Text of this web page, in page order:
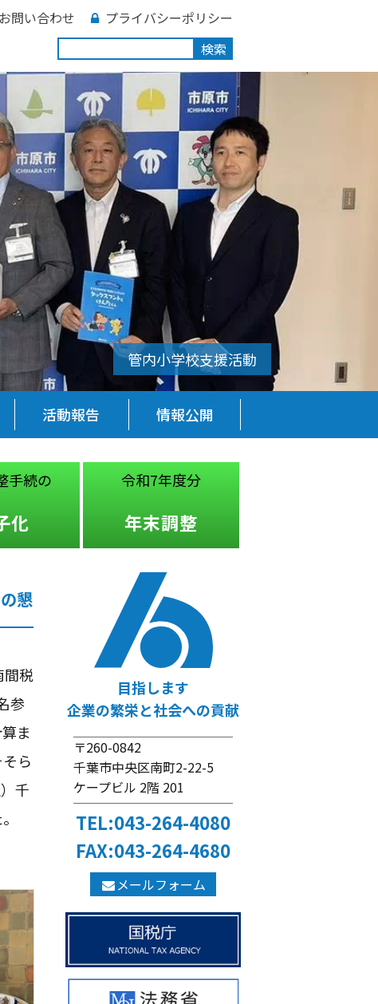
お問い合わせ
プライバシーポリシー
検索
活動報告 情報公開
令和7年度分
年末調整
懇
間税
参
ま
ら
千
目指します
企業の繁栄と社会への貢献
〒260-0842
千葉市中央区南町2-22-5
ケープビル 2階 201
TEL:043-264-4080
FAX:043-264-4680
メールフォーム